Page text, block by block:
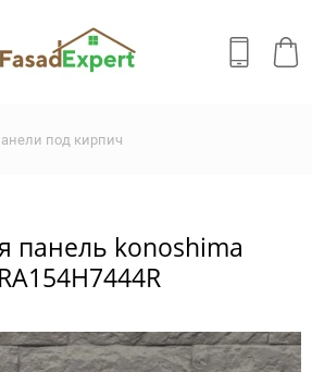
под кирпич
панель konoshima